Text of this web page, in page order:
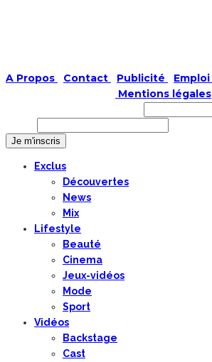
A Propos Contact Publicité Emploi
Mentions légales
Exclus
Découvertes
News
Mix
Lifestyle
Beauté
Cinema
Jeux-vidéos
Mode
Sport
Vidéos
Backstage
Cast